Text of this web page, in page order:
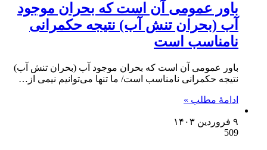
باور عمومی آن است که بحران موجود
آب (بحران تنش آب) نتیجه حکمرانی
نامناسب است
باور عمومی آن است که بحران موجود آب (بحران تنش آب)
نتیجه حکمرانی نامناسب است/ ما تنها می‌توانیم نیمی از…
ادامۀ مطلب »
۹ فروردین ۱۴۰۳
509